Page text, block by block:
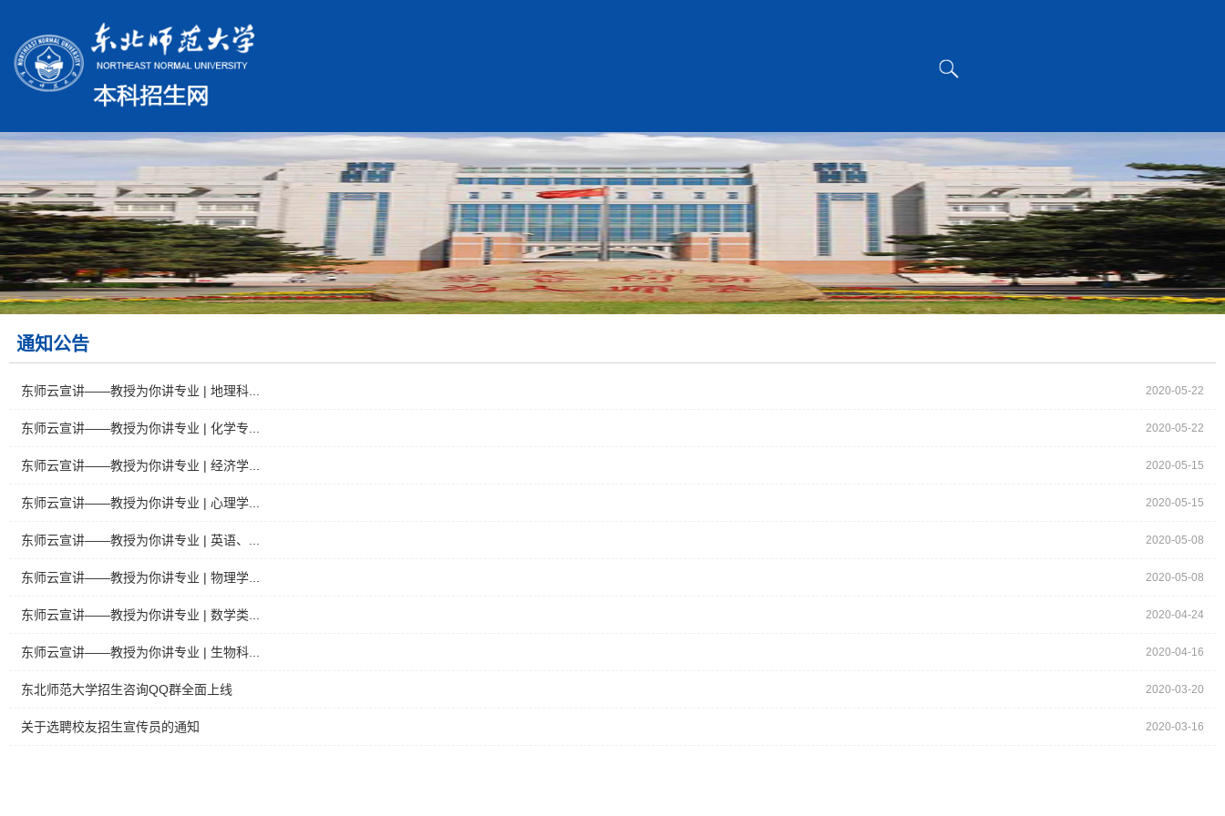
通知公告
东师云宣讲——教授为你讲专业 | 地理科... 2020-05-22
东师云宣讲——教授为你讲专业 | 化学专... 2020-05-22
东师云宣讲——教授为你讲专业 | 经济学... 2020-05-15
东师云宣讲——教授为你讲专业 | 心理学... 2020-05-15
东师云宣讲——教授为你讲专业 | 英语、... 2020-05-08
东师云宣讲——教授为你讲专业 | 物理学... 2020-05-08
东师云宣讲——教授为你讲专业 | 数学类... 2020-04-24
东师云宣讲——教授为你讲专业 | 生物科... 2020-04-16
东北师范大学招生咨询QQ群全面上线 2020-03-20
关于选聘校友招生宣传员的通知 2020-03-16